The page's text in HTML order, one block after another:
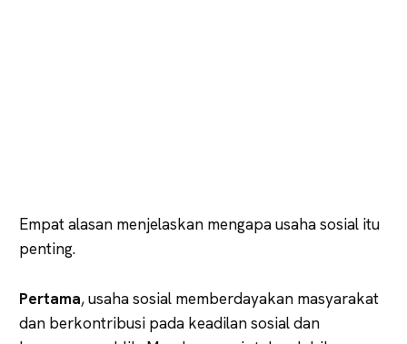
Empat alasan menjelaskan mengapa usaha sosial itu
penting.
Pertama, usaha sosial memberdayakan masyarakat
dan berkontribusi pada keadilan sosial dan